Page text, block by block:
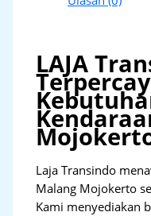
LAJA
Laja Transindo
Malang Mojokerto
Kami menyediakan